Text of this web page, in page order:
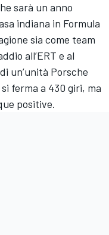
sarà un anno
indiana in Formula
sia come team
all’ERT e al
un’unità Porsche
ferma a 430 giri, ma
positive.